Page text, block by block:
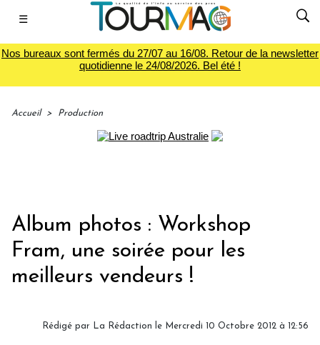
☰
Nos bureaux sont fermés du 27/07 au 16/08. Retour de la newsletter
quotidienne le 24/08/2026. Bel été !
Accueil > Production
Album photos : Workshop
Fram, une soirée pour les
meilleurs vendeurs !
Rédigé par La Rédaction le Mercredi 10 Octobre 2012 à 12:56